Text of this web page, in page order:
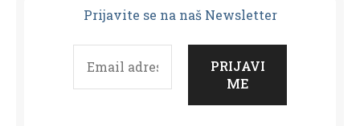
Prijavite se na naš Newsletter